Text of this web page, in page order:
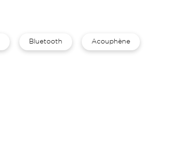
Bluetooth Acouphène